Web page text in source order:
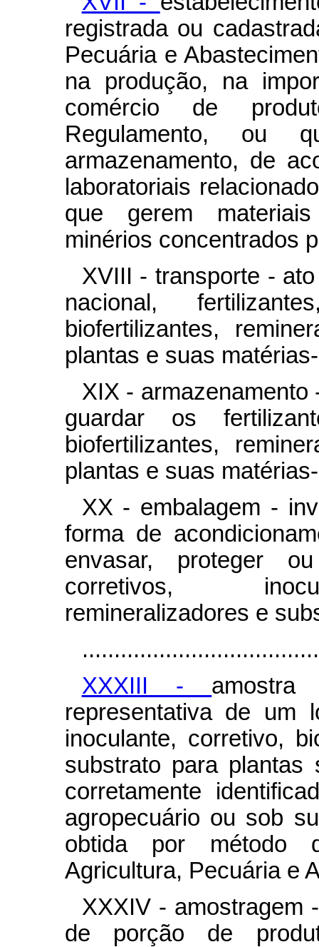
registrada ou
Pecuária e
na produção, na
comércio de
Regulamento, ou
armazenamento, de
laboratoriais
que gerem
minérios concentrados
XVIII - transporte -
nacional,
biofertilizantes,
plantas e suas
XIX - armazenamento
guardar os
biofertilizantes,
plantas e suas
XX - embalagem -
forma de
envasar, proteger
corretivos,
remineralizadores e
XXXIII -
representativa de um
inoculante, corretivo,
substrato para plantas
corretamente
agropecuário ou sob
obtida por método
Agricultura, Pecuária e
XXXIV - amostragem
de porção de